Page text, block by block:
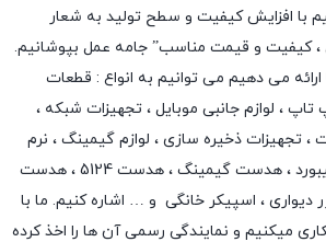
با افزایش کیفیت و سطح تولید به شعار
، کیفیت و قیمت مناسب” جامه عمل بپوشانیم.
می دهیم می توانیم به انواع : قطعات
تاپ ، لوازم جانبی موبایل ، تجهیزات شبکه ،
، تجهیزات ذخیره سازی ، لوازم گیمینگ ، نرم
، هدست گیمینگ
، هدست 5124 ، هدست
دیواری ، اسپیکر خانگی و … اشاره کنیم. ما با
میکنیم و نمایندگی رسمی آن ها را اخذ کرده